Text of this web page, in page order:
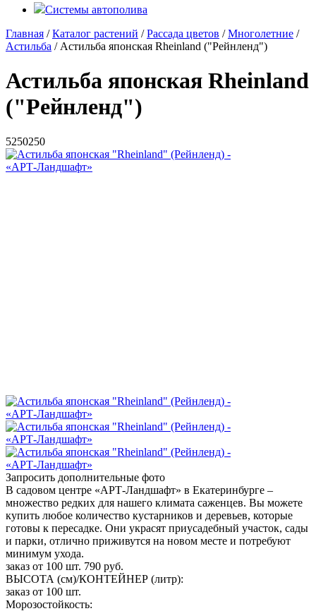
Системы автополива
Главная /Каталог растений /Рассада цветов /Многолетние /
Астильба / Астильба японская Rheinland ("Рейнленд")
Астильба японская Rheinland
("Рейнленд")
5250250
Запросить дополнительные фото
В садовом центре «АРТ-Ландшафт» в Екатеринбурге –
множество редких для нашего климата саженцев. Вы можете
купить любое количество кустарников и деревьев, которые
готовы к пересадке. Они украсят приусадебный участок, сады
и парки, отлично приживутся на новом месте и потребуют
минимум ухода.
заказ от 100 шт. 790 руб.
ВЫСОТА (см)/КОНТЕЙНЕР (литр):
заказ от 100 шт.
Морозостойкость: